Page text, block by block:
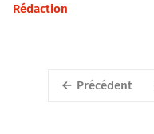
Rédaction
Précédent